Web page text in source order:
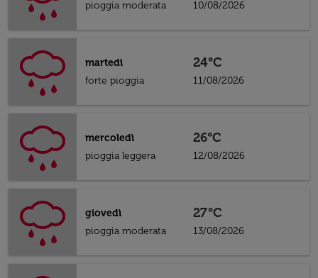
pioggia moderata
10/08/2026
martedì
forte pioggia
24°C
11/08/2026
mercoledì
pioggia leggera
26°C
12/08/2026
giovedì
pioggia moderata
27°C
13/08/2026